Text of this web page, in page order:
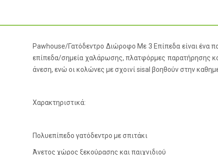
Pawhouse/Γατόδεντρο Διώροφο Με 3 Επίπεδα είναι ένα
επίπεδα/σημεία χαλάρωσης, πλατφόρμες παρατήρησης
άνεση, ενώ οι κολώνες με σχοινί sisal βοηθούν στην
Χαρακτηριστικά:
Πολυεπίπεδο γατόδεντρο με σπιτάκι
Άνετος χώρος ξεκούρασης και παιχνιδιού